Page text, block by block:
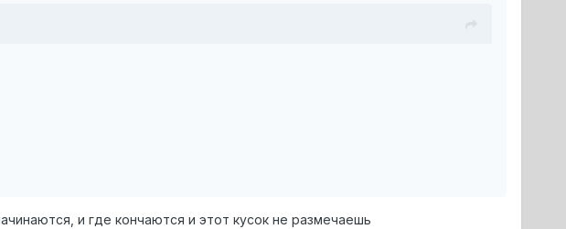
и где кончаются и этот кусок не размечаешь